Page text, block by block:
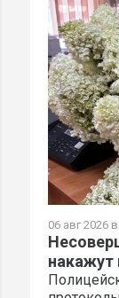
06 авг 2026
накажут